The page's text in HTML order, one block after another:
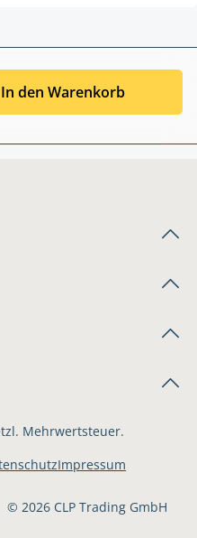
In den Warenkorb
Mehrwertsteuer.
© 2026 CLP Trading GmbH
Impressum